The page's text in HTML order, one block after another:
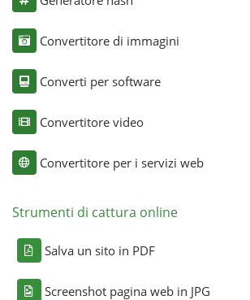
Convertitore di immagini
Converti per software
Convertitore video
Convertitore per i servizi web
Strumenti di cattura online
Salva un sito in PDF
Screenshot pagina web in JPG